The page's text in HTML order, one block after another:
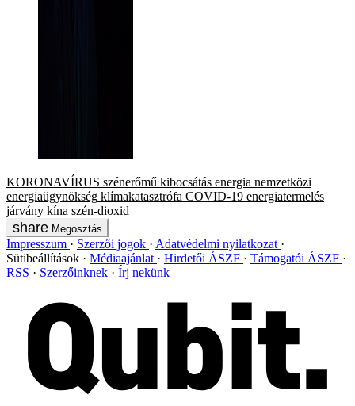
KORONAVÍRUS szénerőmű kibocsátás energia nemzetközi
energiaügynökség klímakatasztrófa COVID-19 energiatermelés
járvány kína szén-dioxid
Megosztás
Impresszum Szerzői jogok
Adatvédelmi nyilatkozat
Sütibeállítások
Médiaajánlat Hirdetői ÁSZF
Támogatói ÁSZF
RSS
Szerzőinknek Írj nekünk